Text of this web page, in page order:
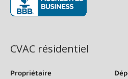
CVAC résidentiel
Propriétaire